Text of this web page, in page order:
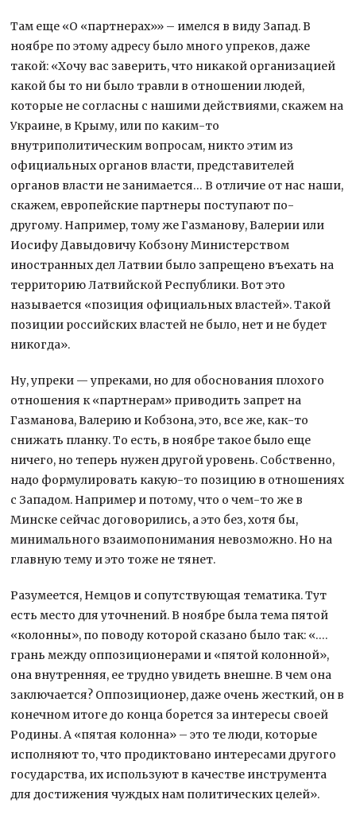
Там еще «О «партнерах»» – имелся в виду Запад. В
ноябре по этому адресу было много упреков, даже
такой: «Хочу вас заверить, что никакой организацией
какой бы то ни было травли в отношении людей,
которые не согласны с нашими действиями, скажем на
Украине, в Крыму, или по каким-то
внутриполитическим вопросам, никто этим из
официальных органов власти, представителей
органов власти не занимается… В отличие от нас наши,
скажем, европейские партнеры поступают по-
другому. Например, тому же Газманову, Валерии или
Иосифу Давыдовичу Кобзону Министерством
иностранных дел Латвии было запрещено въехать на
территорию Латвийской Республики. Вот это
называется «позиция официальных властей». Такой
позиции российских властей не было, нет и не будет
никогда».
Ну, упреки — упреками, но для обоснования плохого
отношения к «партнерам» приводить запрет на
Газманова, Валерию и Кобзона, это, все же, как-то
снижать планку. То есть, в ноябре такое было еще
ничего, но теперь нужен другой уровень. Собственно,
надо формулировать какую-то позицию в отношениях
с Западом. Например и потому, что о чем-то же в
Минске сейчас договорились, а это без, хотя бы,
минимального взаимопонимания невозможно. Но на
главную тему и это тоже не тянет.
Разумеется, Немцов и сопутствующая тематика. Тут
есть место для уточнений. В ноябре была тема пятой
«колонны», по поводу которой сказано было так: «….
грань между оппозиционерами и «пятой колонной»,
она внутренняя, ее трудно увидеть внешне. В чем она
заключается? Оппозиционер, даже очень жесткий, он в
конечном итоге до конца борется за интересы своей
Родины. А «пятая колонна» – это те люди, которые
исполняют то, что продиктовано интересами другого
государства, их используют в качестве инструмента
для достижения чуждых нам политических целей».